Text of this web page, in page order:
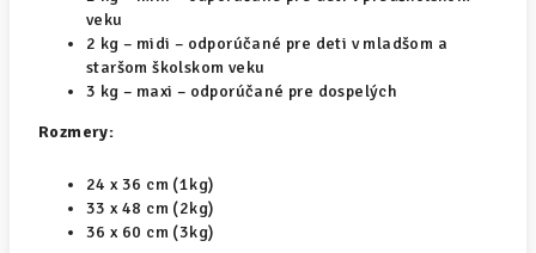
veku
2 kg – midi – odporúčané pre deti v mladšom a
staršom školskom veku
3 kg – maxi – odporúčané pre dospelých
Rozmery:
24 x 36 cm (1kg)
33 x 48 cm (2kg)
36 x 60 cm (3kg)